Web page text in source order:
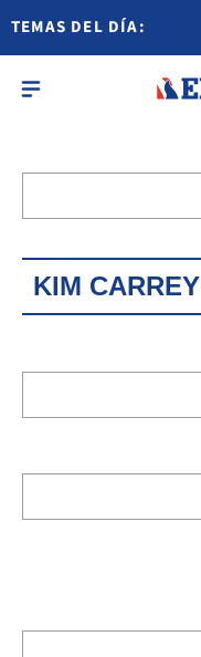
TEMAS DEL DÍA:
KIM CARREY